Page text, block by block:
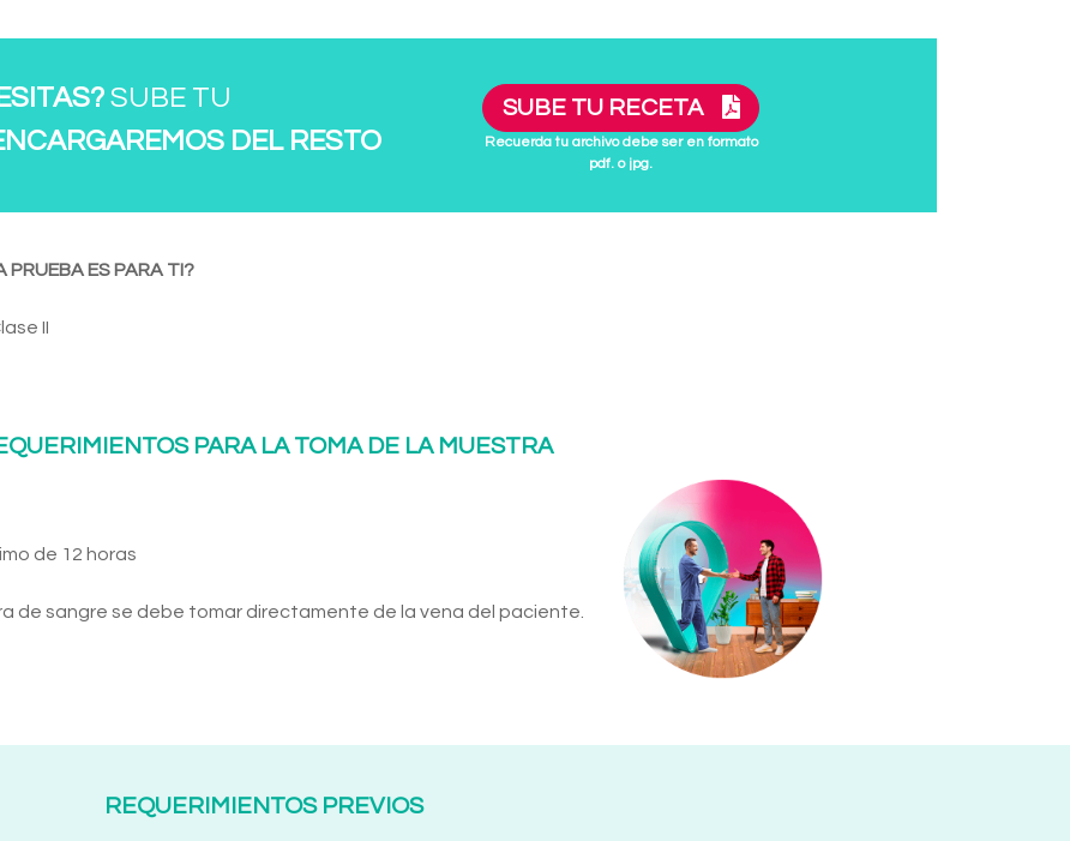
SUBE TU
DEL RESTO
SUBE TU RECETA
Recuerda tu archivo debe ser en formato
pdf. o jpg.
PRUEBA ES PARA TI?
II
PARA LA TOMA DE LA MUESTRA
de 12 horas
de sangre se debe tomar directamente de la vena del paciente.
REQUERIMIENTOS PREVIOS